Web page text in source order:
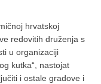
hrvatskoj
redovitih druženja s
u organizaciji
kutka“, nastojat
i ostale gradove i